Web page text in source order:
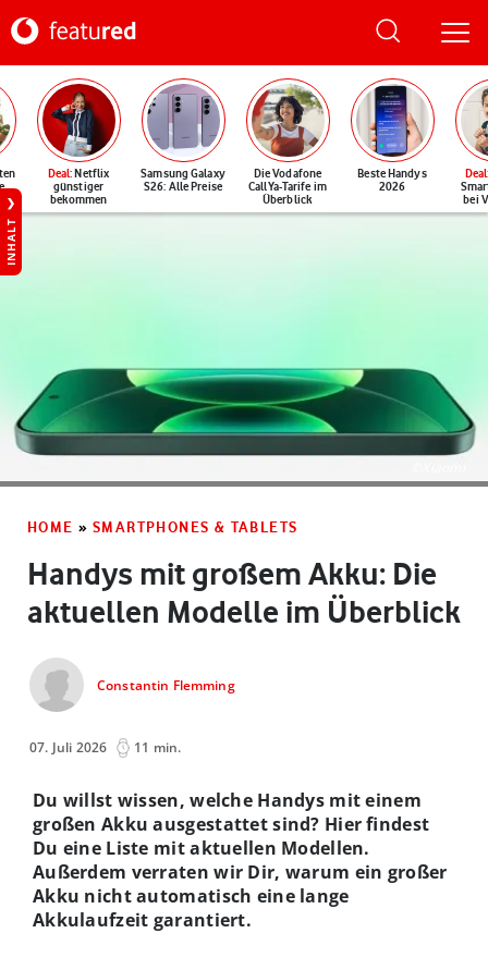
Deal: Netflix
günstiger
bekommen
Samsung Galaxy
S26: Alle Preise
Die Vodafone
CallYa-Tarife im
Überblick
Beste Handys
2026
Deal
bei
INHALT
HOME » SMARTPHONES & TABLETS
Handys mit großem Akku: Die
aktuellen Modelle im Überblick
Constantin Flemming
07. Juli 2026 11 min.
Du willst wissen, welche Handys mit einem
großen Akku ausgestattet sind? Hier findest
Du eine Liste mit aktuellen Modellen.
Außerdem verraten wir Dir, warum ein großer
Akku nicht automatisch eine lange
Akkulaufzeit garantiert.